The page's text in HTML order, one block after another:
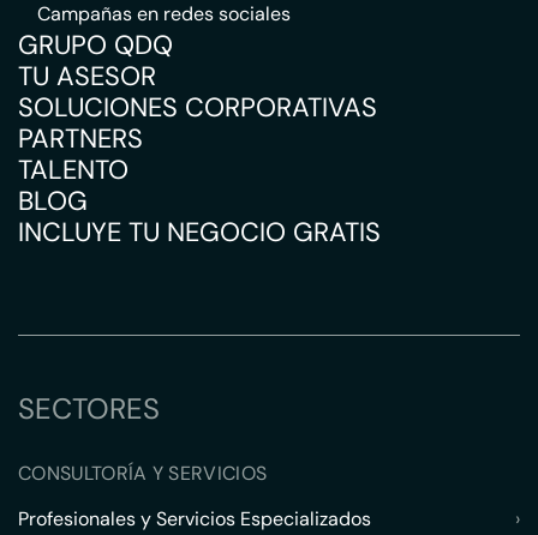
Campañas en redes sociales
GRUPO QDQ
TU ASESOR
SOLUCIONES CORPORATIVAS
PARTNERS
TALENTO
BLOG
INCLUYE TU NEGOCIO GRATIS
SECTORES
CONSULTORÍA Y SERVICIOS
Profesionales y Servicios Especializados
›